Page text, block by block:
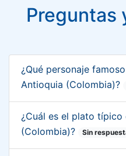
Preguntas
¿Qué personaje
Antioquia (Colombia)?
¿Cuál es el plato típico
(Colombia)?
Sin